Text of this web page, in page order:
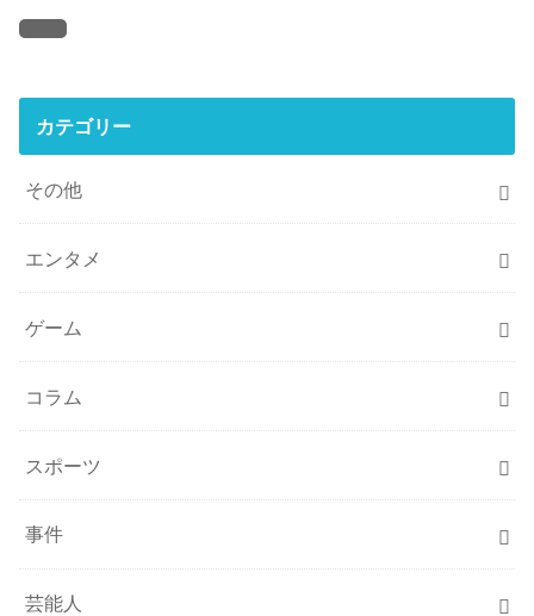
カテゴリー
その他
エンタメ
ゲーム
コラム
スポーツ
事件
芸能人